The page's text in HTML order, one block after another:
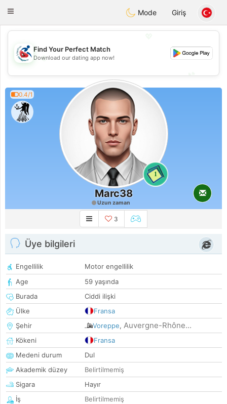
Handi Space
Toggle
Mode Giriş
💖
💕
Find Your Perfect Match
Download our dating app now!
0.4/1
1
Marc38
Uzun zaman
3
Üye bilgileri
Engellilik
Motor engellilik
Age
59 yaşında
Burada
Ciddi ilişki
Ülke
Fransa
Şehir
Voreppe, Auvergne-Rhône...
Kökeni
Fransa
Medeni durum
Dul
Akademik düzey
Belirtilmemiş
Sigara
Hayır
İş
Belirtilmemiş